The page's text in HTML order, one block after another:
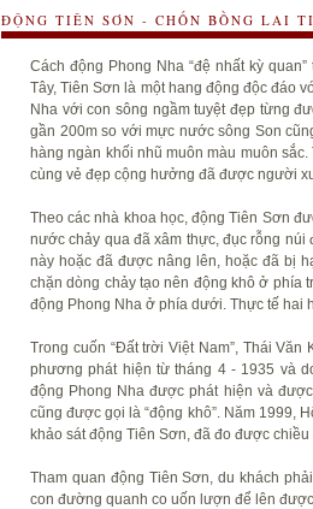
ĐỘNG TIÊN SƠN - CHỐN BỒNG LAI
Cách động Phong Nha “đệ nhất kỳ
Tây, Tiên Sơn là một hang động độc đáo
Nha với con sông ngầm tuyệt đẹp từng
gần 200m so với mực nước sông Son
hàng ngàn khối nhũ muôn màu muôn
cùng vẻ đẹp cộng hưởng đã được người
Theo các nhà khoa học, động Tiên Sơn
nước chảy qua đã xâm thực, đục rỗng núi
này hoặc đã được nâng lên, hoặc đã bị
chặn dòng chảy tạo nên động khô ở phía
động Phong Nha ở phía dưới. Thực tế hai
Trong cuốn “Đất trời Việt Nam”, Thái
phương phát hiện từ tháng 4 - 1935 và
động Phong Nha được phát hiện và
cũng được gọi là “động khô”. Năm 1999,
khảo sát động Tiên Sơn, đã đo được
Tham quan động Tiên Sơn, du khách
con đường quanh co uốn lượn để lên